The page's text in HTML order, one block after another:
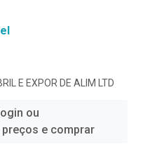
E EXPOR DE ALIM LTD
ou
e comprar